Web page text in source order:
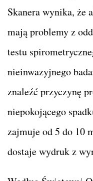
Skanera wynika, że
mają problemy z
testu
nieinwazyjnego
znaleźć przyczynę
niepokojącego
zajmuje od 5 do 10
dostaje wydruk z